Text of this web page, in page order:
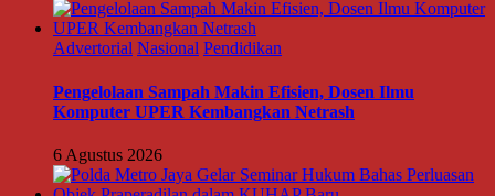
Advertorial Nasional Pendidikan
Pengelolaan Sampah Makin Efisien, Dosen Ilmu
Komputer UPER Kembangkan Netrash
6 Agustus 2026